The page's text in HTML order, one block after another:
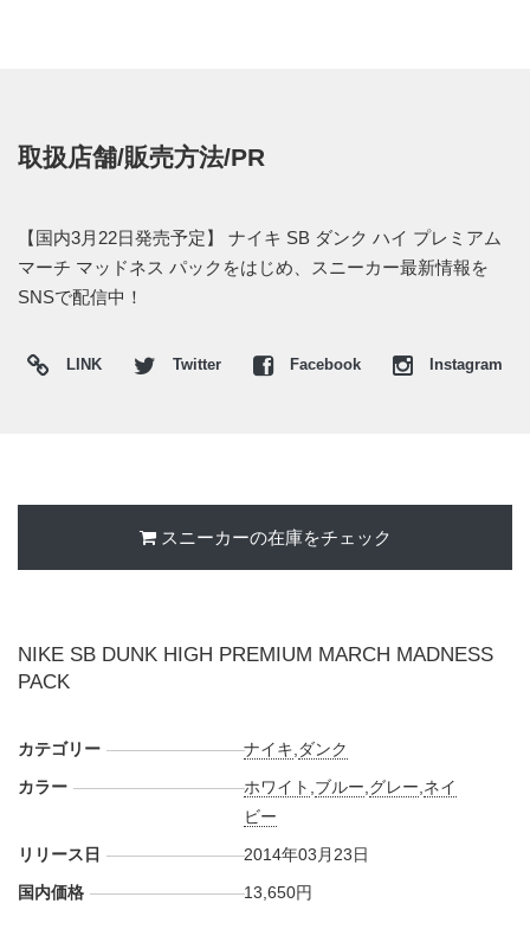
が開始されている。
取扱店舗/販売方法/PR
【国内3月22日発売予定】 ナイキ SB ダンク ハイ プレミアム
マーチ マッドネス パックをはじめ、スニーカー最新情報を
SNSで配信中！
LINK Twitter Facebook Instagram
スニーカーの在庫をチェック
NIKE SB DUNK HIGH PREMIUM MARCH MADNESS
PACK
カテゴリー ナイキ ダンク
カラー
ホワイト ブルー グレー ネイ
ビー
リリース日
2014年03月23日
国内価格
13,650円